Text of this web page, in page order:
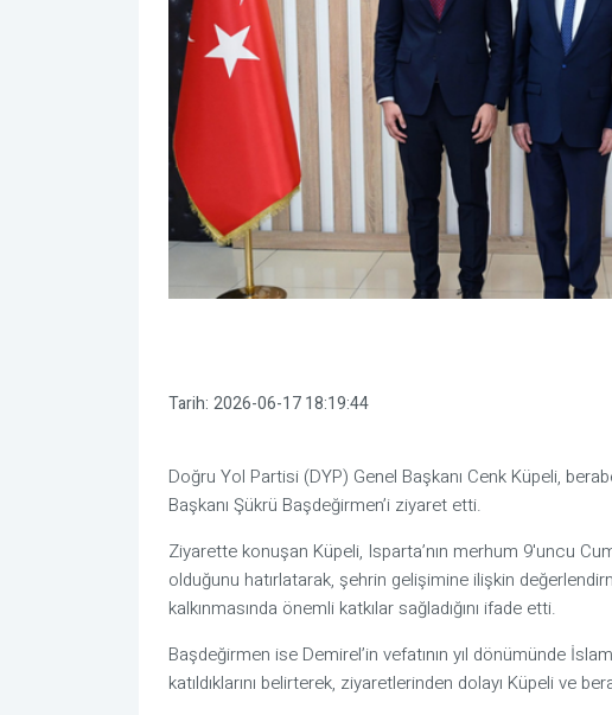
Tarih: 2026-06-17 18:19:44
Doğru Yol Partisi (DYP) Genel Başkanı Cenk Küpeli,
Başkanı Şükrü Başdeğirmen’i ziyaret etti.
Ziyarette konuşan Küpeli, Isparta’nın merhum 9'uncu
olduğunu hatırlatarak, şehrin gelişimine ilişkin
kalkınmasında önemli katkılar sağladığını ifade etti.
Başdeğirmen ise Demirel’in vefatının yıl dönümünde
katıldıklarını belirterek, ziyaretlerinden dolayı Küpeli ve